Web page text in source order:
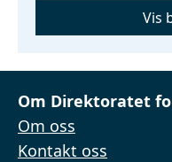
Vis
Om Direktoratet
Om oss
Kontakt oss